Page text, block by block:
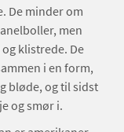
De minder om
men
klistrede. De
i en form,
bløde, og til sidst
og smør i.